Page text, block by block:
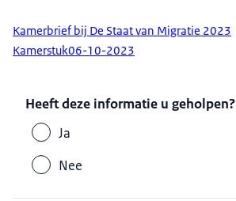
Kamerbrief bij De Staat van Migratie 2023
Kamerstuk06-10-2023
Heeft deze informatie u geholpen?
Ja
Nee